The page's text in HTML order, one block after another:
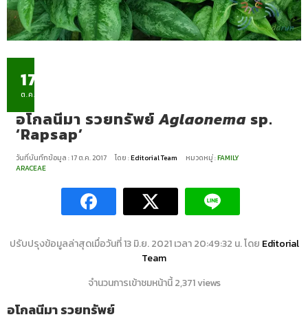
17
ต.ค.
อโกลนีมา รวยทรัพย์Aglaonemasp.
‘Rapsap’
วันที่บันทึกข้อมูล : 17 ต.ค. 2017 โดย :Editorial Team หมวดหมู่ :FAMILY
ARACEAE
ปรับปรุงข้อมูลล่าสุดเมื่อวันที่ 13 มิ.ย. 2021 เวลา 20:49:32 น. โดย Editorial
Team
จำนวนการเข้าชมหน้านี้ 2,371 views
อโกลนีมา รวยทรัพย์